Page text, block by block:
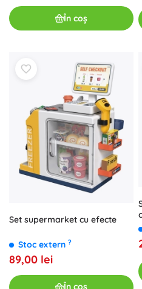
În coș
Set supermarket cu efecte
Stoc extern ?
89,00 lei